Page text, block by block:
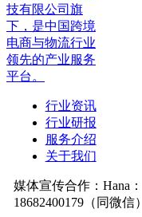
技有限公司旗
下，是中国跨境
电商与物流行业
领先的产业服务
平台。
行业资讯
行业研报
服务介绍
关于我们
媒体宣传合作：Hana：
18682400179（同微信）